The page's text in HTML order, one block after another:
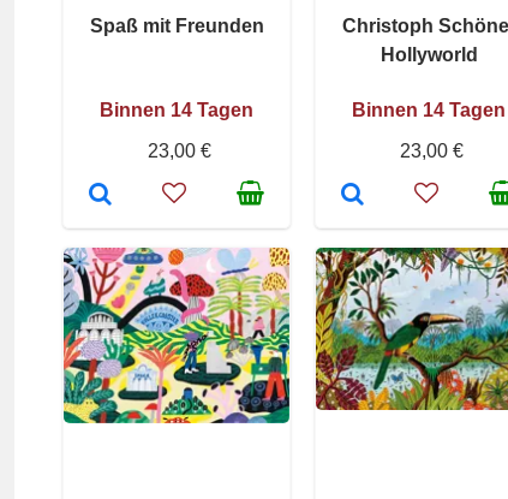
Spaß mit Freunden
Binnen 14 Tagen
23,00 €
Christoph
Hollyworld
Binnen 14 Tagen
23,00 €